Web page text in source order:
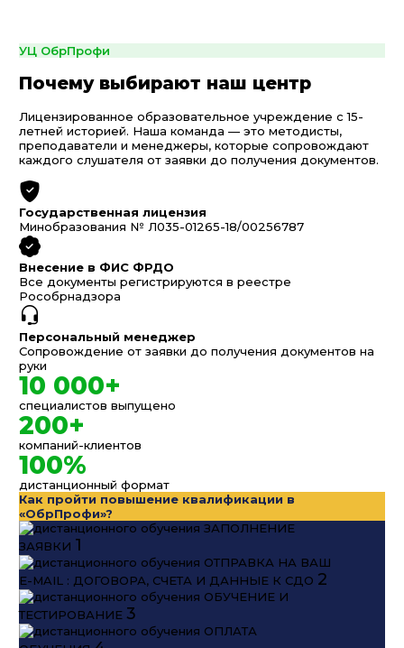
УЦ ОбрПрофи
Почему выбирают наш центр
Лицензированное образовательное учреждение с 15-
летней историей. Наша команда — это методисты,
преподаватели и менеджеры, которые сопровождают
каждого слушателя от заявки до получения документов.
Государственная лицензия
Минобразования № Л035-01265-18/00256787
Внесение в ФИС ФРДО
Все документы регистрируются в реестре
Рособрнадзора
Персональный менеджер
Сопровождение от заявки до получения документов на
руки
10 000+
специалистов выпущено
200+
компаний-клиентов
100%
дистанционный формат
Как пройти повышение квалификации в
«ОбрПрофи»?
ЗАПОЛНЕНИЕ
ЗАЯВКИ 1
ОТПРАВКА НА ВАШ
E-MAIL : ДОГОВОРА, СЧЕТА И ДАННЫЕ К СДО 2
ОБУЧЕНИЕ И
ТЕСТИРОВАНИЕ 3
ОПЛАТА